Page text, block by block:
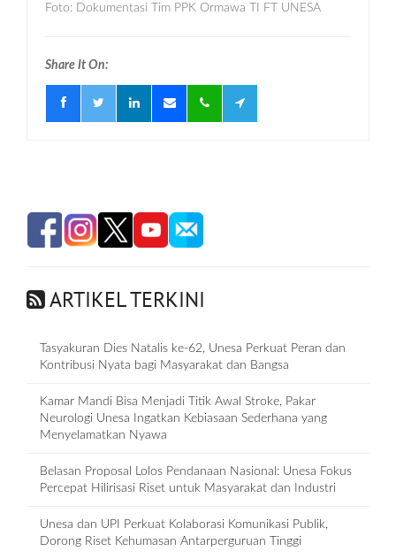
Foto: Dokumentasi Tim PPK Ormawa TI FT UNESA
Share It On:
ARTIKEL TERKINI
Tasyakuran Dies Natalis ke-62, Unesa Perkuat Peran dan
Kontribusi Nyata bagi Masyarakat dan Bangsa
Kamar Mandi Bisa Menjadi Titik Awal Stroke, Pakar
Neurologi Unesa Ingatkan Kebiasaan Sederhana yang
Menyelamatkan Nyawa
Belasan Proposal Lolos Pendanaan Nasional: Unesa Fokus
Percepat Hilirisasi Riset untuk Masyarakat dan Industri
Unesa dan UPI Perkuat Kolaborasi Komunikasi Publik,
Dorong Riset Kehumasan Antarperguruan Tinggi